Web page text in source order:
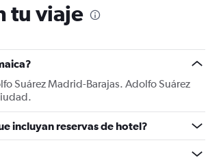
tu viaje
Suárez Madrid-Barajas. Adolfo Suárez
incluyan reservas de hotel?